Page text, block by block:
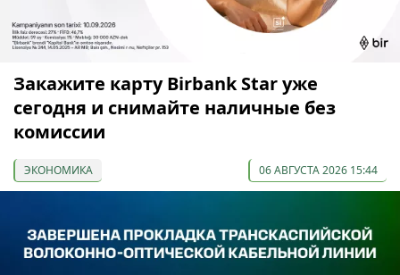
Закажите карту Birbank Star уже
сегодня и снимайте наличные без
комиссии
ЭКОНОМИКА 06 АВГУСТА 2026 15:44